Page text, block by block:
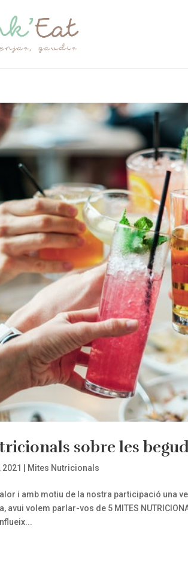
sobre les
2021 Mites Nutricionals
i amb motiu de la nostra participació una
avui volem parlar-vos de 5 MITES